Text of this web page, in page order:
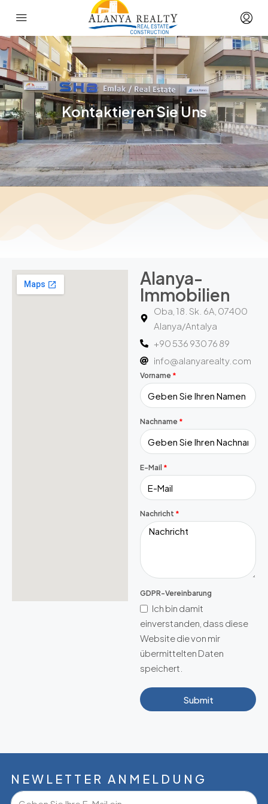
Kontaktieren Sie Uns
Alanya-
Immobilien
Oba, 18. Sk. 6A, 07400
Alanya/Antalya
+90 536 930 76 89
info@alanyarealty.com
Vorname
Nachname
E-Mail
Nachricht
GDPR-Vereinbarung
Ich bin damit
einverstanden, dass diese
Website die von mir
übermittelten Daten
speichert.
Submit
NEWLETTER ANMELDUNG